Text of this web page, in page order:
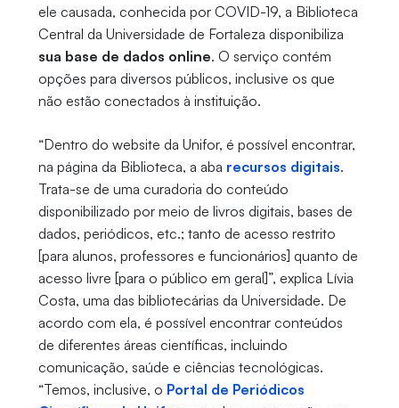
ele causada, conhecida por COVID-19, a Biblioteca
Central da Universidade de Fortaleza disponibiliza
sua base de dados online. O serviço contém
opções para diversos públicos, inclusive os que
não estão conectados à instituição.
“Dentro do website da Unifor, é possível encontrar,
na página da Biblioteca, a aba recursos digitais.
Trata-se de uma curadoria do conteúdo
disponibilizado por meio de livros digitais, bases de
dados, periódicos, etc.; tanto de acesso restrito
[para alunos, professores e funcionários] quanto de
acesso livre [para o público em geral]”, explica Lívia
Costa, uma das bibliotecárias da Universidade. De
acordo com ela, é possível encontrar conteúdos
de diferentes áreas científicas, incluindo
comunicação, saúde e ciências tecnológicas.
“Temos, inclusive, o Portal de Periódicos